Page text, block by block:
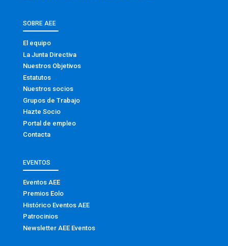
SOBRE AEE
El equipo
La Junta Directiva
Nuestros Objetivos
Estatutos
Nuestros socios
Grupos de Trabajo
Hazte Socio
Portal de empleo
Contacta
EVENTOS
Eventos AEE
Premios Eolo
Histórico Eventos AEE
Patrocinios
Newsletter AEE Eventos